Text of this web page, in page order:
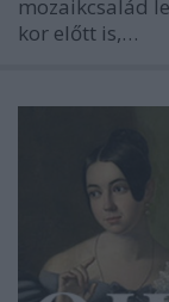
mozaikcsalád
kor előtt is,…